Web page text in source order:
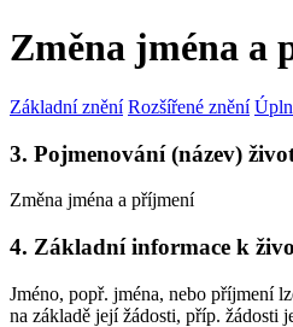
Změna jména a
Základní znění Rozšířené znění
3. Pojmenování (název)
Změna jména a příjmení
4. Základní informace k
Jméno, popř. jména, nebo příjmení
na základě její žádosti, příp. žádosti